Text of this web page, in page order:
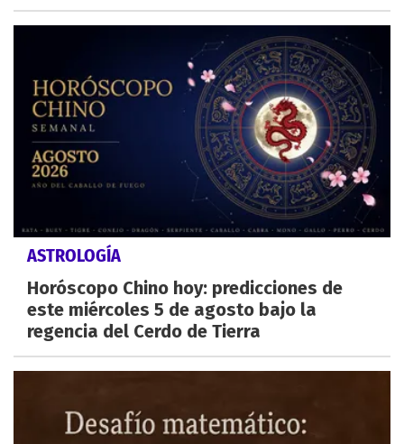
ASTROLOGÍA
Horóscopo Chino hoy: predicciones de
este miércoles 5 de agosto bajo la
regencia del Cerdo de Tierra